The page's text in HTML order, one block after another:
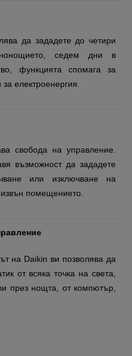
да зададете до четири
седем дни в
функцията спомага за
електроенергия.
свобода на управление.
възможност да зададете
или изключване на
извън помещението.
на Daikin ви позволява да
от всяка точка на света,
през нощта, от компютър,